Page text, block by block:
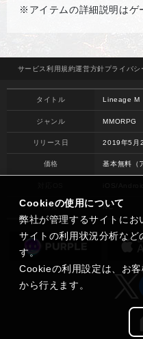
※アイテムの詳細説明はゲ
サービス 利用規約運営方針プライバシ
タイトル Lineage M
ジャンル MMORPG
リリース日 2019年5月
価格 基本無料（
開発 NC
Cookieの使用について
弊社が管理するサイトに
サイトの利用状況分析な
す。
Cookieの利用設定は、お
から行えます。